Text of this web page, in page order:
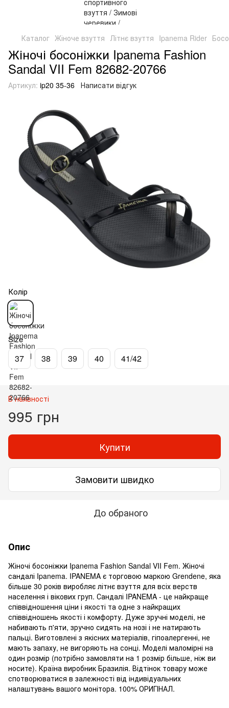
Каталог Жіноче взуття Літнє взуття Ipanema Rider
Жіночі босоніжки Ipanema Fashion
Sandal VII Fem 82682-20766
Артикул: ip20 35-36 Написати відгук
Колір
Size
37 38 39 40 41/42
В наявності
995 грн
Купити
Замовити швидко
До обраного
Опис
Жіночі босоніжки Ipanema Fashion Sandal VII Fem. Жіночі
сандалі Ipanema. IPANEMA є торговою маркою Grendene, яка
більше 30 років виробляє літнє взуття для всіх верств
населення і вікових груп. Сандалі IPANEMA - це найкраще
співвідношення ціни і якості та одне з найкращих
співвідношень якості і комфорту. Дуже зручні моделі, не
набивають п'яти, зручно сидять на нозі і не натирають
пальці. Виготовлені з якісних матеріалів, гіпоалергенні, не
мають запаху, не вигоряють на сонці. Моделі маломірні на
один розмір (потрібно замовляти на 1 розмір більше, ніж ви
носите). Країна виробник Бразилія. Відтінок товару може
спотворюватися в залежності від індивідуальних
налаштувань вашого монітора. 100% ОРИГІНАЛ.